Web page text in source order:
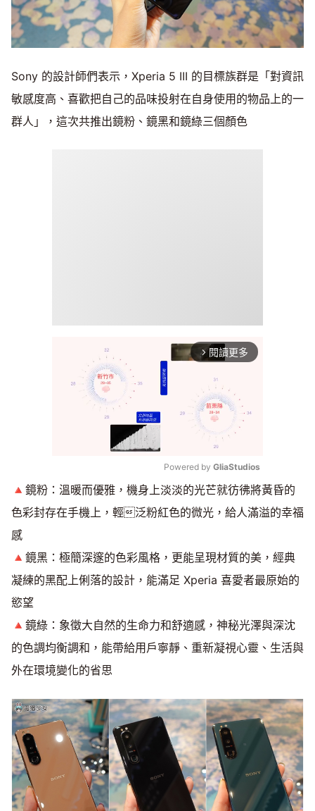
Sony 的設計師們表示，Xperia 5 III 的目標族群是「對資訊
敏感度高、喜歡把自己的品味投射在自身使用的物品上的一
群人」，這次共推出鏡粉、鏡黑和鏡綠三個顏色
arrow_forward_ios 閱讀更多
Mute
Powered by GliaStudios
🔺鏡粉：溫暖而優雅，機身上淡淡的光芒就彷彿將黃昏的
色彩封存在手機上，輕泛粉紅色的微光，給人滿溢的幸福
感
🔺鏡黑：極簡深邃的色彩風格，更能呈現材質的美，經典
凝練的黑配上俐落的設計，能滿足 Xperia 喜愛者最原始的
慾望
🔺鏡綠：象徵大自然的生命力和舒適感，神秘光澤與深沈
的色調均衡調和，能帶給用戶寧靜、重新凝視心靈、生活與
外在環境變化的省思